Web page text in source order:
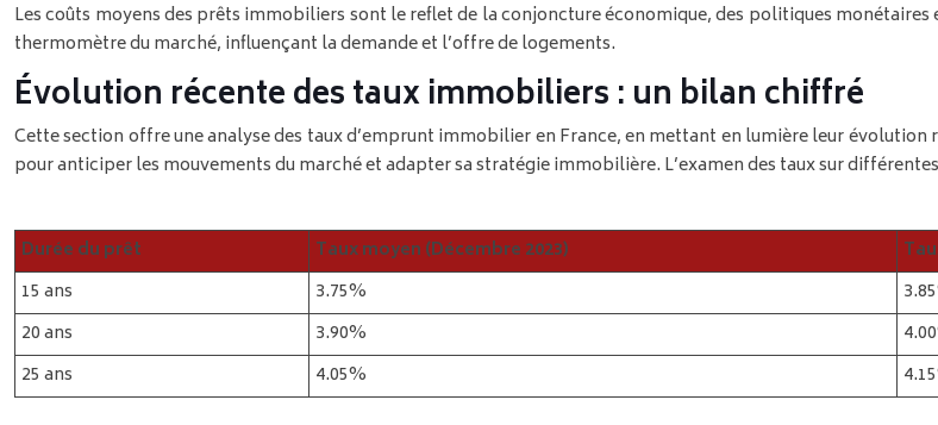
Les coûts moyens des prêts immobiliers sont le reflet de la conjoncture économique, des politiques
thermomètre du marché, influençant la demande et l’offre de logements.
Évolution récente des taux immobiliers : un bilan chiffré
Cette section offre une analyse des taux d’emprunt immobilier en France, en mettant en lumière leur
pour anticiper les mouvements du marché et adapter sa stratégie immobilière. L’examen des taux sur
Durée du prêt Taux moyen (Décembre 2023)
15 ans
3.75%
20 ans
3.90%
25 ans
4.05%